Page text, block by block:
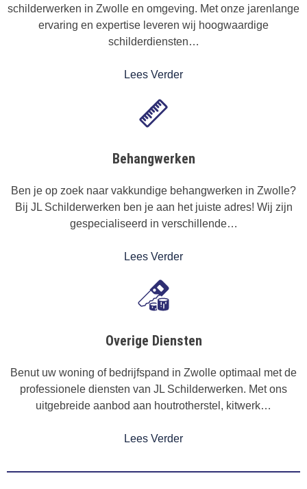
schilderwerken in Zwolle en omgeving. Met onze jarenlange
ervaring en expertise leveren wij hoogwaardige
schilderdiensten…
Lees Verder
Behangwerken
Ben je op zoek naar vakkundige behangwerken in Zwolle?
Bij JL Schilderwerken ben je aan het juiste adres! Wij zijn
gespecialiseerd in verschillende…
Lees Verder
Overige Diensten
Benut uw woning of bedrijfspand in Zwolle optimaal met de
professionele diensten van JL Schilderwerken. Met ons
uitgebreide aanbod aan houtrotherstel, kitwerk…
Lees Verder